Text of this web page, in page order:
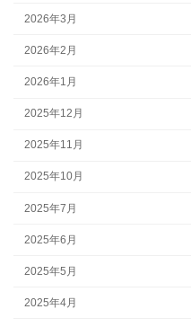
2026年3月
2026年2月
2026年1月
2025年12月
2025年11月
2025年10月
2025年7月
2025年6月
2025年5月
2025年4月